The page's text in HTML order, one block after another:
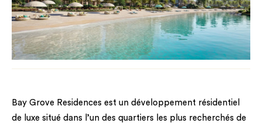
Bay Grove Residences est un développement résidentiel
de luxe situé dans l’un des quartiers les plus recherchés de